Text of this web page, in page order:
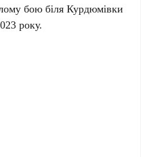
бою біля Курдюмівки
року.